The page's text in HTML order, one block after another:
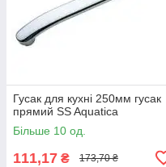
Гусак для кухні 250мм гусак
прямий SS Aquatica
Більше 10 од.
111,17 ₴ 173,70 ₴